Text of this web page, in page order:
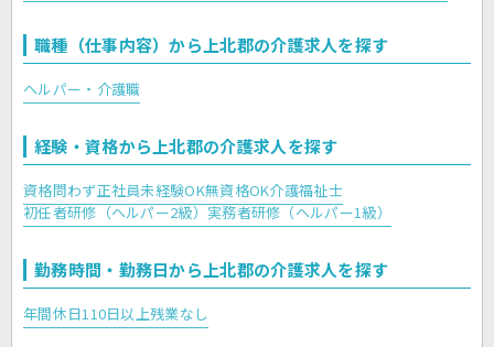
職種（仕事内容）から上北郡の介護求人を探す
ヘルパー・介護職
経験・資格から上北郡の介護求人を探す
資格問わず正社員未経験OK無資格OK介護福祉士
初任者研修（ヘルパー2級） 実務者研修（ヘルパー1級）
勤務時間・勤務日から上北郡の介護求人を探す
年間休日110日以上残業なし